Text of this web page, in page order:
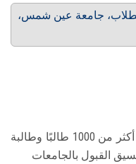
الطلاب، جامعة عين شمس،
معامل التنسيق الإلكتروني تستقبل أكثر من 1000 طالبًا وطالبة
القبول بالجامعات